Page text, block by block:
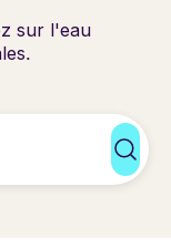
sur l'eau